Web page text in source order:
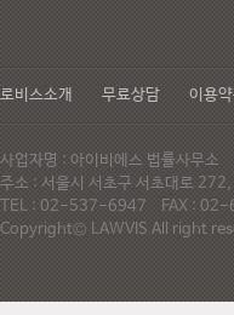
로비스소개 무료상담 이용
사업자명 : 아이비에스 법률사무
주소 : 서울시 서초구 서초대로
TEL : 02-537-6947 FAX :
Copyright© LAWVIS All right